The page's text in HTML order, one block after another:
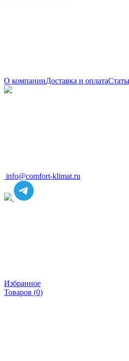
О компанииДоставка и оплата
info@comfort-klimat.ru
Избранное
Товаров (0)